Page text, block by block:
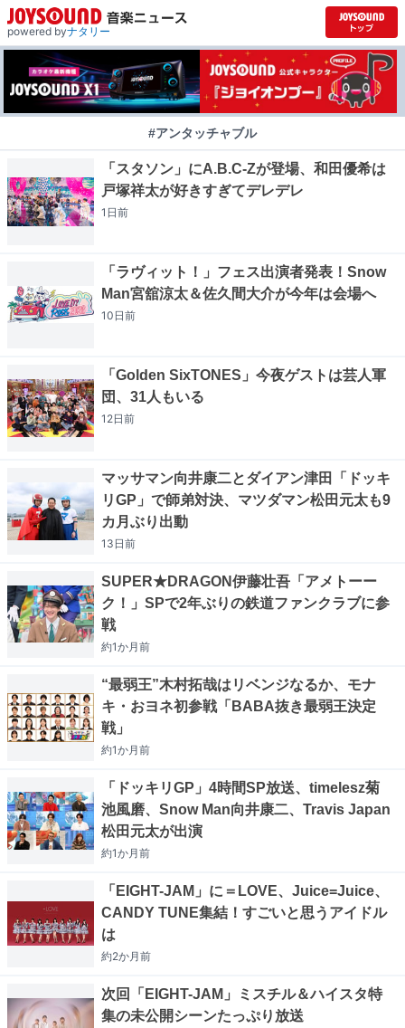
powered byナタリー
#アンタッチャブル
「スタソン」にA.B.C-Zが登場、和田優希は
戸塚祥太が好きすぎてデレデレ
1日前
「ラヴィット！」フェス出演者発表！Snow
Man宮舘涼太＆佐久間大介が今年は会場へ
10日前
「Golden SixTONES」今夜ゲストは芸人軍
団、31人もいる
12日前
マッサマン向井康二とダイアン津田「ドッキ
リGP」で師弟対決、マツダマン松田元太も9
カ月ぶり出動
13日前
SUPER★DRAGON伊藤壮吾「アメトーー
ク！」SPで2年ぶりの鉄道ファンクラブに参
戦
約1か月前
“最弱王”木村拓哉はリベンジなるか、モナ
キ・おヨネ初参戦「BABA抜き最弱王決定
戦」
約1か月前
「ドッキリGP」4時間SP放送、timelesz菊
池風磨、Snow Man向井康二、Travis Japan
松田元太が出演
約1か月前
「EIGHT-JAM」に＝LOVE、Juice=Juice、
CANDY TUNE集結！すごいと思うアイドル
は
約2か月前
次回「EIGHT-JAM」ミスチル＆ハイスタ特
集の未公開シーンたっぷり放送